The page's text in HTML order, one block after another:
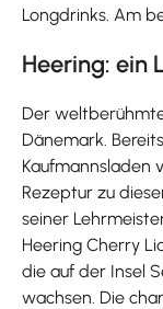
Longdrinks. Am
Heering: ein
Der
Dänemark.
Kaufmannsladen
Rezeptur zu
seiner
Heering Cherry
die auf der Insel
wachsen. Die